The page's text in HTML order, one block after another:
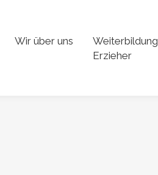
Wir über uns
Weiterbildung
Erzieher